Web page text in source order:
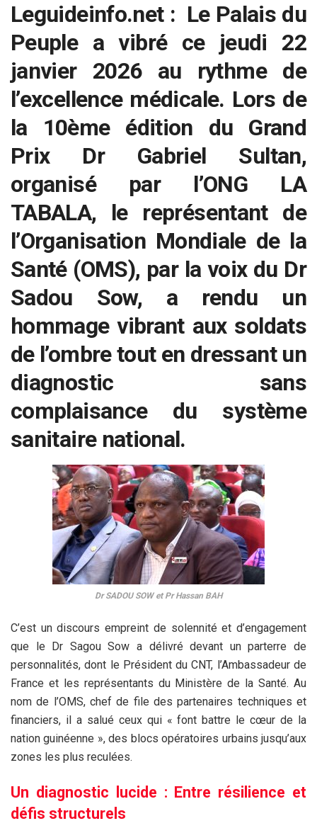
Leguideinfo.net : Le Palais du
Peuple a vibré ce jeudi 22
janvier 2026 au rythme de
l’excellence médicale. Lors de
la 10ème édition du Grand
Prix Dr Gabriel Sultan,
organisé par l’ONG LA
TABALA, le représentant de
l’Organisation Mondiale de la
Santé (OMS), par la voix du Dr
Sadou Sow, a rendu un
hommage vibrant aux soldats
de l’ombre tout en dressant un
diagnostic sans
complaisance du système
sanitaire national.
Dr SADOU SOW et Pr Hassan BAH
C’est un discours empreint de solennité et d’engagement
que le Dr Sagou Sow a délivré devant un parterre de
personnalités, dont le Président du CNT, l’Ambassadeur de
France et les représentants du Ministère de la Santé. Au
nom de l’OMS, chef de file des partenaires techniques et
financiers, il a salué ceux qui « font battre le cœur de la
nation guinéenne », des blocs opératoires urbains jusqu’aux
zones les plus reculées.
Un diagnostic lucide : Entre résilience et
défis structurels